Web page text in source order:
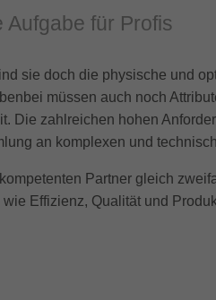
für Profis
sie doch die physische und
müssen auch noch
Die zahlreichen hohen
an komplexen und
Partner gleich
Effizienz, Qualität und